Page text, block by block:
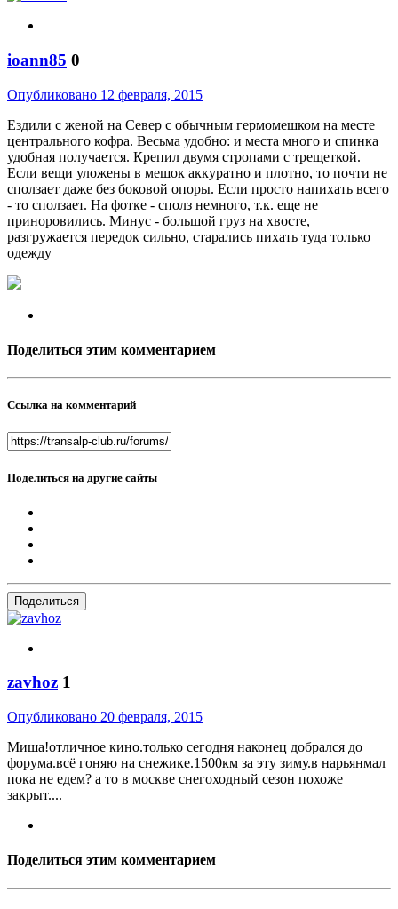
ioann85 0
Опубликовано 12 февраля, 2015
Ездили с женой на Север с обычным гермомешком на месте
центрального кофра. Весьма удобно: и места много и спинка
удобная получается. Крепил двумя стропами с трещеткой.
Если вещи уложены в мешок аккуратно и плотно, то почти не
сползает даже без боковой опоры. Если просто напихать всего
- то сползает. На фотке - сполз немного, т.к. еще не
приноровились. Минус - большой груз на хвосте,
разгружается передок сильно, старались пихать туда только
одежду
Поделиться этим комментарием
Ссылка на комментарий
Поделиться на другие сайты
Поделиться
zavhoz 1
Опубликовано 20 февраля, 2015
Миша!отличное кино.только сегодня наконец добрался до
форума.всё гоняю на снежике.1500км за эту зиму.в нарьянмал
пока не едем? а то в москве снегоходный сезон похоже
закрыт....
Поделиться этим комментарием